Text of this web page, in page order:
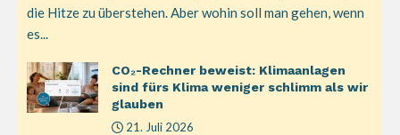
die Hitze zu überstehen. Aber wohin soll man gehen, wenn
es...
CO₂-Rechner beweist: Klimaanlagen
sind fürs Klima weniger schlimm als wir
glauben
21. Juli 2026